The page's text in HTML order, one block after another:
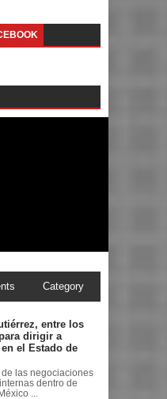
Category
entre los
dirigir a
en el Estado de
las negociaciones
dentro de
...